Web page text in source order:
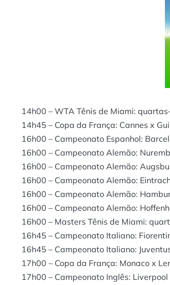
14h00 – WTA Tênis de Miami:
14h45 – Copa da França: Cannes x
16h00 – Campeonato Espanhol:
16h00 – Campeonato Alemão:
16h00 – Campeonato Alemão:
16h00 – Campeonato Alemão:
16h00 – Campeonato Alemão:
16h00 – Campeonato Alemão:
16h00 – Masters Tênis de Miami:
16h45 – Campeonato Italiano:
16h45 – Campeonato Italiano:
17h00 – Copa da França: Monaco x
17h00 – Campeonato Inglês: Liverpool